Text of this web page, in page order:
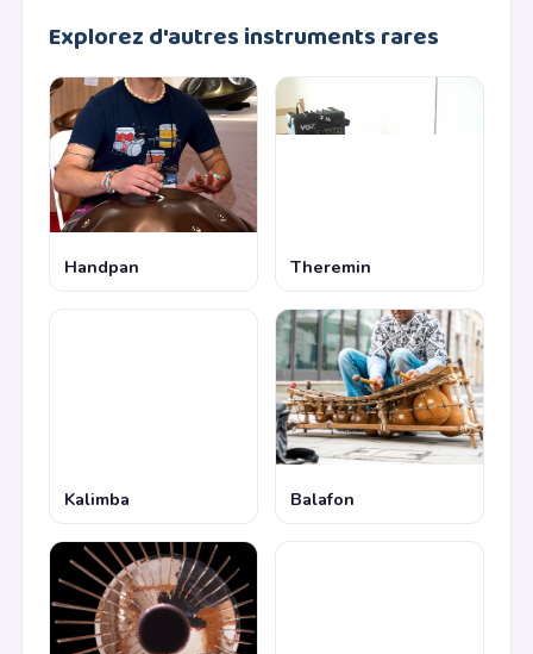
Explorez d'autres instruments rares
Handpan Theremin
Kalimba Balafon